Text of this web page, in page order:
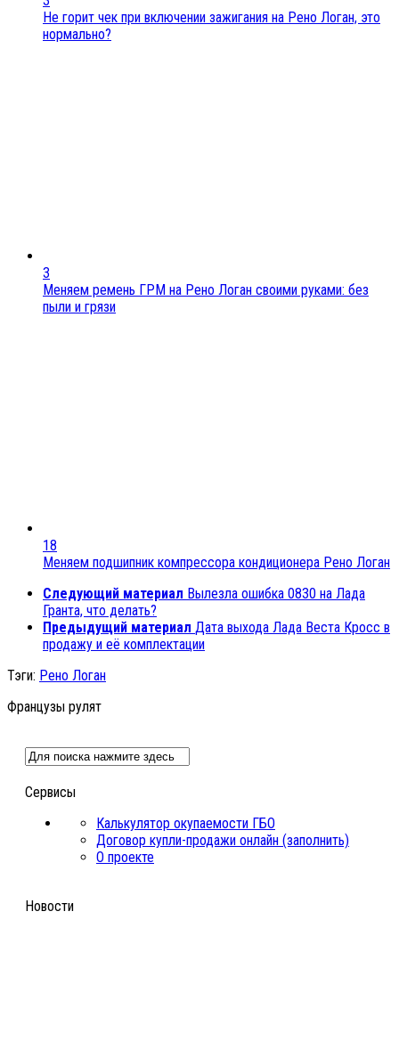
Не горит чек при включении зажигания на Рено Логан, это
нормально?
3
Меняем ремень ГРМ на Рено Логан своими руками: без
пыли и грязи
18
Меняем подшипник компрессора кондиционера Рено Логан
Следующий материал Вылезла ошибка 0830 на Лада
Гранта, что делать?
Предыдущий материал Дата выхода Лада Веста Кросс в
продажу и её комплектации
Тэги: Рено Логан
Французы рулят
Сервисы
Калькулятор окупаемости ГБО
Договор купли-продажи онлайн (заполнить)
О проекте
Новости